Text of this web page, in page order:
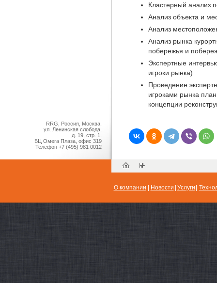
Кластерный анализ
Анализ объекта и
Анализ
Анализ рынка
побережья и
Экспертные
игроки рынка)
Проведение
игроками рынка
концепции
RRG, Россия, Москва,
ул. Ленинская слобода,
д. 19, стр. 1,
БЦ Омега Плаза, офис 319
Телефон +7 (495) 981 0012
О компании Новости Услуги